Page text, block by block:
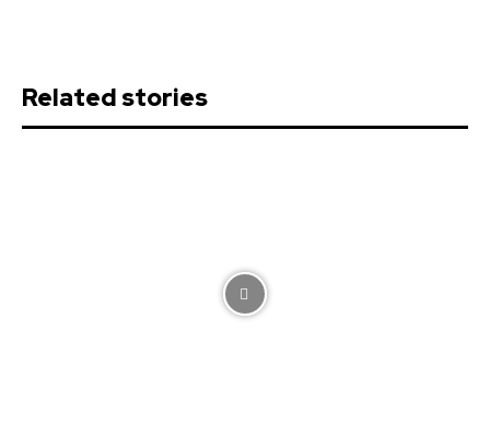
Related stories